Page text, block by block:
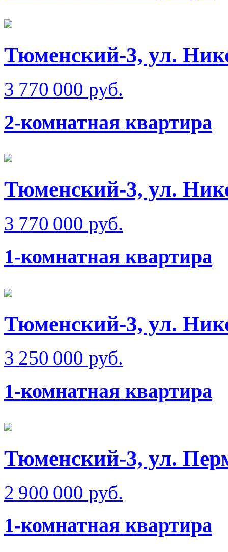
Тюменский-3, ул.
3 770 000 руб.
2-комнатная квартира
Тюменский-3, ул.
3 770 000 руб.
1-комнатная квартира
Тюменский-3, ул.
3 250 000 руб.
1-комнатная квартира
Тюменский-3, ул.
2 900 000 руб.
1-комнатная квартира